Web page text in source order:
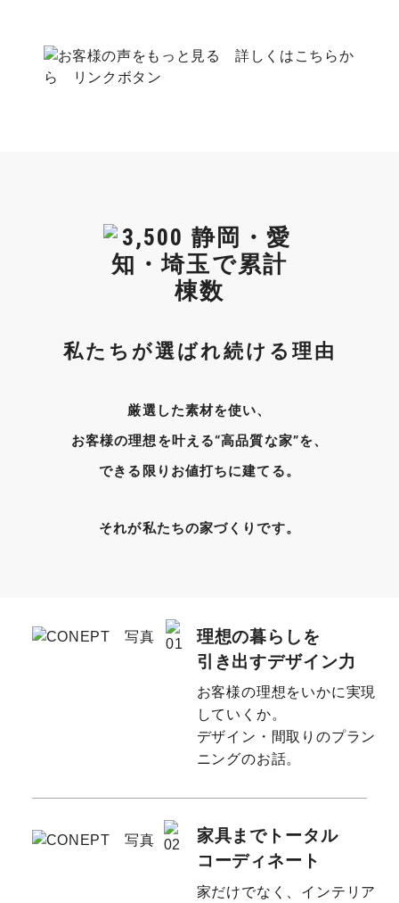
私たちが選ばれ続ける理由
厳選した素材を使い、
お客様の理想を叶える“高品質な家”を、
できる限りお値打ちに建てる。
それが私たちの家づくりです。
理想の暮らしを
引き出すデザイン力
お客様の理想をいかに実現
していくか。
デザイン・間取りのプラン
ニングのお話。
家具までトータル
コーディネート
家だけでなく、インテリア